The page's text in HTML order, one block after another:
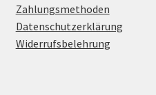
Zahlungsmethoden
Datenschutzerklärung
Widerrufsbelehrung